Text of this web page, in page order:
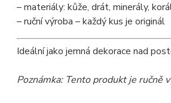
– materiály: kůže, drát, minerály,
– ruční výroba – každý kus je originál
Ideální jako jemná dekorace nad
Poznámka: Tento produkt je ručně